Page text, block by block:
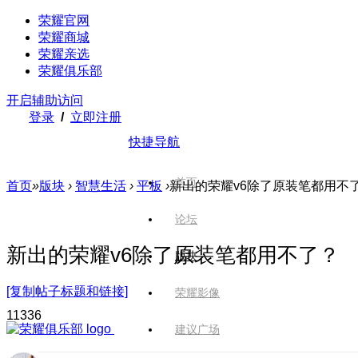
荣耀官网
荣耀商城
荣耀亲选
荣耀俱乐部
开启辅助访问
登录 / 立即注册
快捷导航
首页
论坛
版块
荣耀影像
建议广场
首页»版块 › 智慧生活 › 平板 ›新出的荣耀v6除了原装笔都用不
新出的荣耀v6除了原装笔都用不了？
[复制帖子标题和链接]
11336